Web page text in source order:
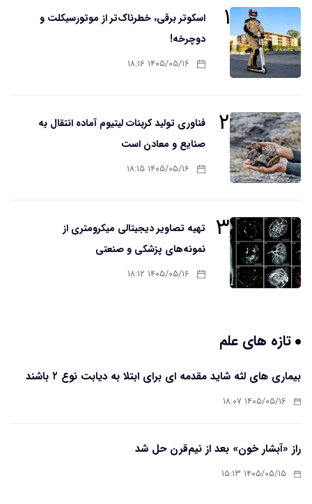
۱
اسکوتر برقی، خطرناک‌تر از موتورسیکلت و
دوچرخه!
۱۴۰۵/۰۵/۱۶ ۱۸:۱۶
۲
فناوری تولید کربنات لیتیوم آماده انتقال به
صنایع و معادن است
۱۴۰۵/۰۵/۱۶ ۱۸:۱۵
۳
تهیه تصاویر دیجیتالی میکرومتری از
نمونه‌های پزشکی و صنعتی
۱۴۰۵/۰۵/۱۶ ۱۸:۱۲
تازه های علم
بیماری های لثه شاید مقدمه ای برای ابتلا به دیابت نوع ۲ باشند
۱۴۰۵/۰۵/۱۶ ۱۸:۰۷
راز «آبشار خون» بعد از نیم‌قرن حل شد
۱۴۰۵/۰۵/۱۵ ۱۵:۱۳